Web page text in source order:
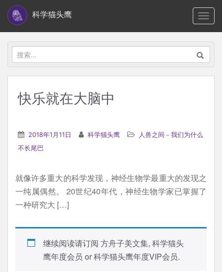
i
科学猫头鹰
搜
索：
快乐就在大脑中
2018年1月11日 科学猫头鹰
人兽之间－我们为什么
不长尾巴
就像许多重大的科学发现，神经生物学最重大的发现之
一纯属偶然。 20世纪40年代，神经生物学家已掌握了
一种研究大 […]
继续阅读请订阅 方舟子美文集, 科学猫头
鹰年度会员 or科学猫头鹰年度VIP会员.